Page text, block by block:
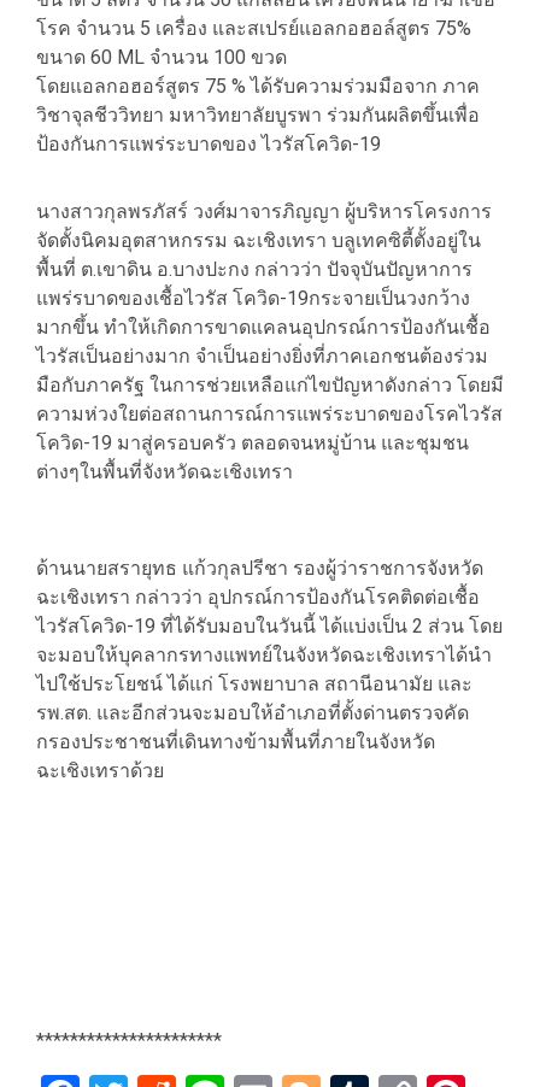
โรค จำนวน 5 เครื่อง และสเปรย์แอลกอฮอล์สูตร 75%
ขนาด 60 ML จำนวน 100 ขวด
โดยแอลกอฮอร์สูตร 75 % ได้รับความร่วมมือจาก ภาค
วิชาจุลชีววิทยา มหาวิทยาลัยบูรพา ร่วมกันผลิตขึ้นเพื่อ
ป้องกันการแพร่ระบาดของ ไวรัสโควิด-19
นางสาวกุลพรภัสร์ วงศ์มาจารภิญญา ผู้บริหารโครงการ
จัดตั้งนิคมอุตสาหกรรม ฉะเชิงเทรา บลูเทคซิตี้ตั้งอยู่ใน
พื้นที่ ต.เขาดิน อ.บางปะกง กล่าวว่า ปัจจุบันปัญหาการ
แพร่รบาดของเชื้อไวรัส โควิด-19กระจายเป็นวงกว้าง
มากขึ้น ทำให้เกิดการขาดแคลนอุปกรณ์การป้องกันเชื้อ
ไวรัสเป็นอย่างมาก จำเป็นอย่างยิ่งที่ภาคเอกชนต้องร่วม
มือกับภาครัฐ ในการช่วยเหลือแก่ไขปัญหาดังกล่าว โดยมี
ความห่วงใยต่อสถานการณ์การแพร่ระบาดของโรคไวรัส
โควิด-19 มาสู่ครอบครัว ตลอดจนหมู่บ้าน และชุมชน
ต่างๆในพื้นที่จังหวัดฉะเชิงเทรา
ด้านนายสรายุทธ แก้วกุลปรีชา รองผู้ว่าราชการจังหวัด
ฉะเชิงเทรา กล่าวว่า อุปกรณ์การป้องกันโรคติดต่อเชื้อ
ไวรัสโควิด-19 ที่ได้รับมอบในวันนี้ ได้แบ่งเป็น 2 ส่วน โดย
จะมอบให้บุคลากรทางแพทย์ในจังหวัดฉะเชิงเทราได้นำ
ไปใช้ประโยชน์ ได้แก่ โรงพยาบาล สถานีอนามัย และ
รพ.สต. และอีกส่วนจะมอบให้อำเภอที่ตั้งด่านตรวจคัด
กรองประชาชนที่เดินทางข้ามพื้นที่ภายในจังหวัด
ฉะเชิงเทราด้วย
**********************